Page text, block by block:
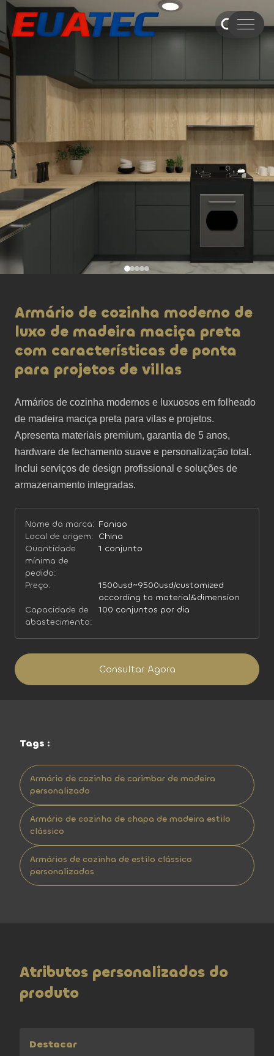
Armário de cozinha moderno de
luxo de madeira maciça preta
com características de ponta
para projetos de villas
Armários de cozinha modernos e luxuosos em folheado
de madeira maciça preta para vilas e projetos.
Apresenta materiais premium, garantia de 5 anos,
hardware de fechamento suave e personalização total.
Inclui serviços de design profissional e soluções de
armazenamento integradas.
Nome da marca: Faniao
Local de origem: China
Quantidade
mínima de
pedido:
1 conjunto
Preço:
1500usd~9500usd/customized
according to material&dimension
Capacidade de
abastecimento:
100 conjuntos por dia
Consultar Agora
Tags :
Armário de cozinha de carimbar de madeira
personalizado
Armário de cozinha de chapa de madeira estilo
clássico
Armários de cozinha de estilo clássico
personalizados
Atributos personalizados do
produto
Destacar